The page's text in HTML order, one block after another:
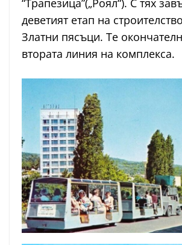
“Трапезица”(„Роял“). С тях
деветият етап на
Златни пясъци. Те
втората линия на комплекса.